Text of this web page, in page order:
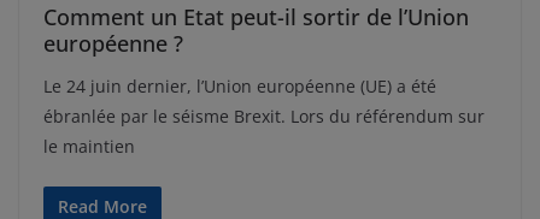
Comment un Etat peut-il sortir de l’Union
européenne ?
Le 24 juin dernier, l’Union européenne (UE) a été
ébranlée par le séisme Brexit. Lors du référendum sur
le maintien
Read More